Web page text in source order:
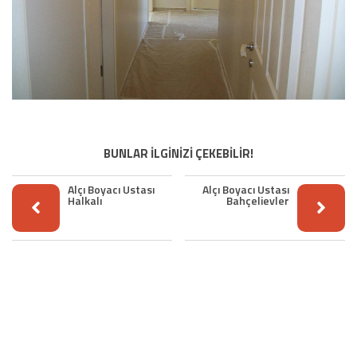
BUNLAR İLGİNİZİ ÇEKEBİLİR!
Alçı Boyacı Ustası
Halkalı
Alçı Boyacı Ustası
Bahçelievler